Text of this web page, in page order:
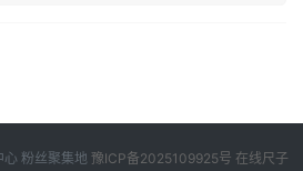
心 粉丝聚集地 豫ICP备2025109925号 在线尺子